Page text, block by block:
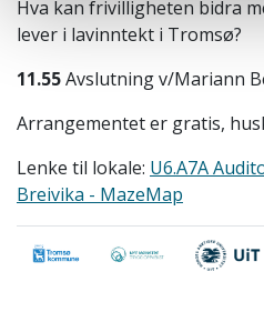
Hva kan frivilligheten bidra
lever i lavinntekt i Tromsø?
11.55Avslutning v/Mariann
Arrangementet er gratis,
Lenke til lokale: U6.A7A
Breivika - MazeMap